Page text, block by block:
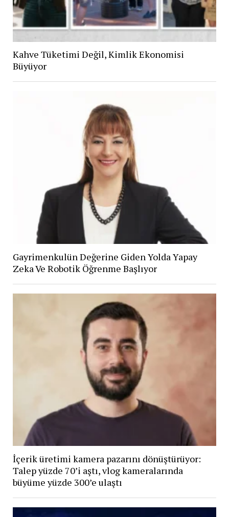
Kahve Tüketimi Değil, Kimlik Ekonomisi
Büyüyor
Gayrimenkulün Değerine Giden Yolda Yapay
Zeka Ve Robotik Öğrenme Başlıyor
İçerik üretimi kamera pazarını dönüştürüyor:
Talep yüzde 70’i aştı, vlog kameralarında
büyüme yüzde 300’e ulaştı